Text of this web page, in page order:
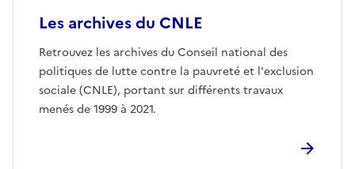
Les archives du CNLE
Retrouvez les archives du Conseil national des
politiques de lutte contre la pauvreté et l'exclusion
sociale (CNLE), portant sur différents travaux
menés de 1999 à 2021.